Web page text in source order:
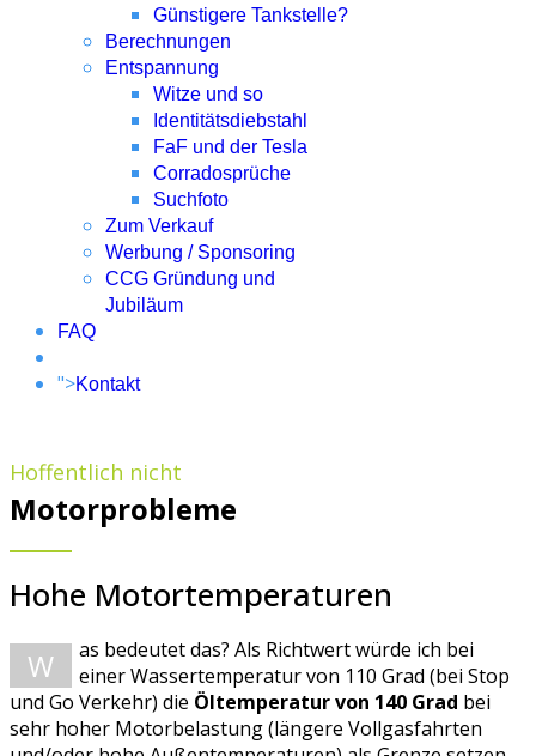
Günstigere Tankstelle?
Berechnungen
Entspannung
Witze und so
Identitätsdiebstahl
FaF und der Tesla
Corradosprüche
Suchfoto
Zum Verkauf
Werbung / Sponsoring
CCG Gründung und
Jubiläum
FAQ
">Kontakt
Hoffentlich nicht
Motorprobleme
Hohe Motortemperaturen
W
as bedeutet das? Als Richtwert würde ich bei
einer Wassertemperatur von 110 Grad (bei Stop
und Go Verkehr) die Öltemperatur von 140 Grad bei
sehr hoher Motorbelastung (längere Vollgasfahrten